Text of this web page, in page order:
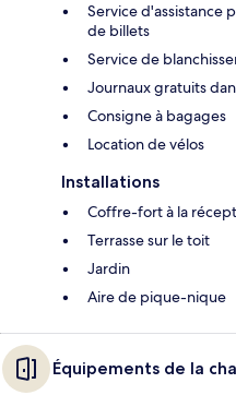
Service d'assistance
de billets
Service de
Journaux gratuits
Consigne à bagages
Location de vélos
Installations
Coffre-fort à la
Terrasse sur le toit
Jardin
Aire de pique-nique
Équipements de la